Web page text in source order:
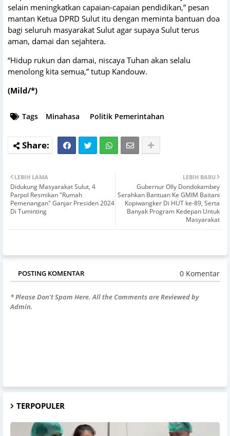
selain meningkatkan capaian-capaian pendidikan,” pesan
mantan Ketua DPRD Sulut itu dengan meminta bantuan doa
bagi seluruh masyarakat Sulut agar supaya Sulut terus
aman, damai dan sejahtera.
“Hidup rukun dan damai, niscaya Tuhan akan selalu
menolong kita semua,” tutup Kandouw.
(Mild/*)
Tags Minahasa Politik Pemerintahan
LEBIH BARU
Gubernur Olly Dondokambey
Serahkan Bantuan Ke GMIM Baitani
Kopiwangker Di HUT ke-89, Serta
Banyak Program Kedepan Untuk
Masyarakat
LEBIH LAMA
Didukung Masyarakat Sulut, 4
Parpol Resmikan "Rumah
Pemenangan" Ganjar Presiden 2024
Di Tuminting
POSTING KOMENTAR 0 Komentar
* Please Don't Spam Here. All the Comments are Reviewed by
Admin.
TERPOPULER